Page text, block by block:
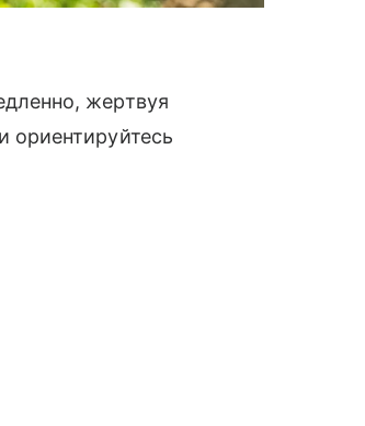
жертвуя
ориентируйтесь